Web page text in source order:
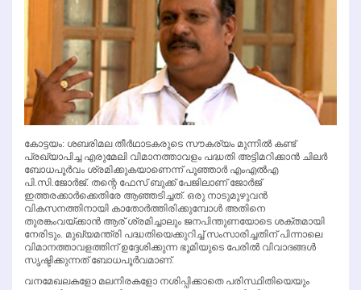
കോട്ടയം: ശബരിമല തീര്‍ഥാടകരുടെ സൗകര്യം മുന്നില്‍ കണ്ട്
പ്രഖ്യാപിച്ച എരുമേലി വിമാനത്താവളം പദ്ധതി അട്ടിമറിക്കാന്‍ ചിലര്‍
ബോധപൂര്‍വം ശ്രമിക്കുകയാണെന്ന് പൂഞ്ഞാര്‍ എംഎല്‍എ
പി.സി.ജോര്‍ജ്. തന്റെ ഫേസ് ബുക്ക് പേജിലാണ് ജോര്‍ജ്
ഇത്തരക്കാര്‍ക്കെതിരേ ആഞ്ഞടിച്ചത്. ഒരു നാടുമുഴുവന്‍
വികസനത്തിനായി കാതോര്‍ത്തിരിക്കുമ്പോള്‍ അതിനെ
തുരങ്കംവയ്ക്കാന്‍ ആര് ശ്രമിച്ചാലും ജനപിന്തുണയോടെ ശക്തമായി
നേരിടും. മുഖ്യമന്ത്രി പദ്ധതിയെക്കുറിച്ച് സംസാരിച്ചതിന് പിന്നാലെ
വിമാനത്താവളത്തിന് ഉദ്ദേശിക്കുന്ന ഭൂമിയുടെ പേരില്‍ വിവാദങ്ങള്‍
സൃഷ്ടിക്കുന്നത് ബോധപൂര്‍വമാണ്.
വനമേഖലകളോ മലനിരകളോ നശിപ്പിക്കാതെ പരിസ്ഥിതിയെയും